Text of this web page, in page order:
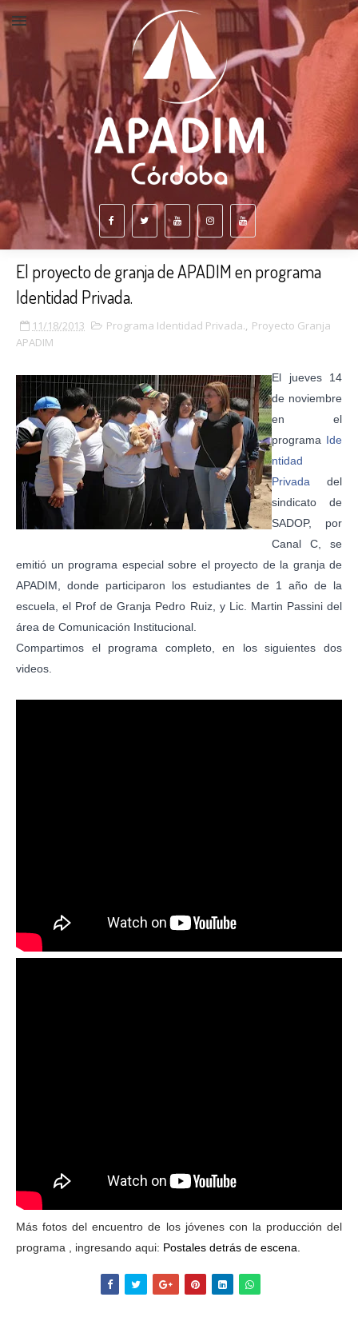
El proyecto de granja de APADIM en programa
Identidad Privada.
11/18/2013 Programa Identidad Privada., Proyecto Granja
APADIM
El jueves 14
de noviembre
en el
programa Ide
ntidad
Privada
del
sindicato de
SADOP, por
Canal C, se
emitió un programa especial sobre el proyecto de la granja de
APADIM, donde participaron los estudiantes de 1 año de la
escuela, el Prof de Granja Pedro Ruiz, y Lic. Martin Passini del
área de Comunicación Institucional.
Compartimos el programa completo, en los siguientes dos
videos.
Más fotos del encuentro de los jóvenes con la producción del
programa , ingresando aqui: Postales detrás de escena.